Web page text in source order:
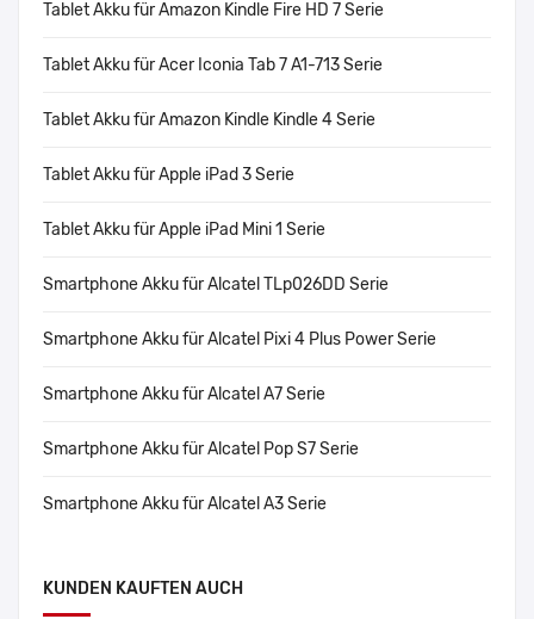
Tablet Akku für Amazon Kindle Fire HD 7 Serie
Tablet Akku für Acer Iconia Tab 7 A1-713 Serie
Tablet Akku für Amazon Kindle Kindle 4 Serie
Tablet Akku für Apple iPad 3 Serie
Tablet Akku für Apple iPad Mini 1 Serie
Smartphone Akku für Alcatel TLp026DD Serie
Smartphone Akku für Alcatel Pixi 4 Plus Power Serie
Smartphone Akku für Alcatel A7 Serie
Smartphone Akku für Alcatel Pop S7 Serie
Smartphone Akku für Alcatel A3 Serie
KUNDEN KAUFTEN AUCH